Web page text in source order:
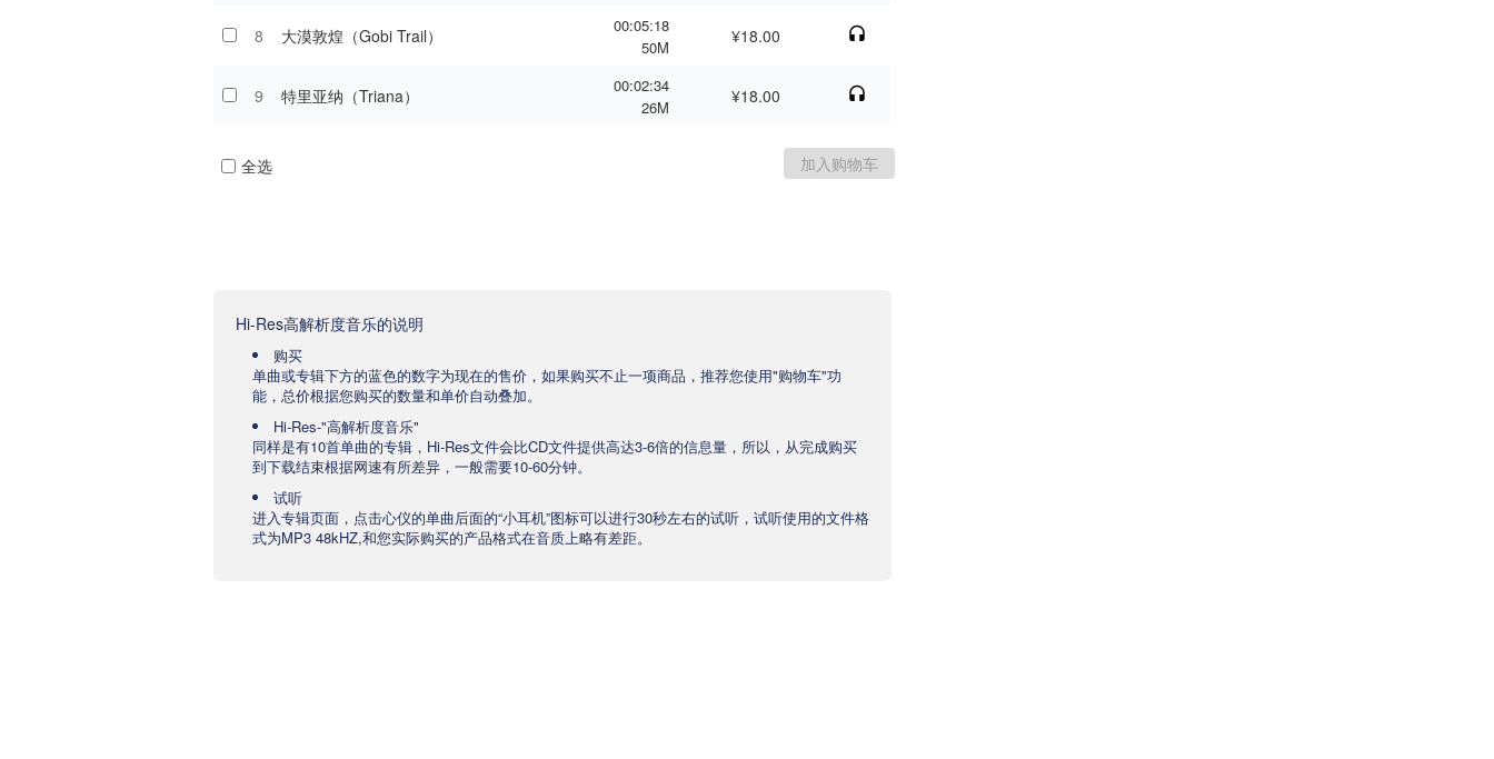
8 大漠敦煌（Gobi Trail）
00:05:18
50M
¥18.00
9 特里亚纳（Triana）
00:02:34
26M
¥18.00
全选
Hi-Res高解析度音乐的说明
购买
单曲或专辑下方的蓝色的数字为现在的售价，如果购买不止一项商品，推荐您使用"购物车"功
能，总价根据您购买的数量和单价自动叠加。
Hi-Res-"高解析度音乐"
同样是有10首单曲的专辑，Hi-Res文件会比CD文件提供高达3-6倍的信息量，所以，从完成购买
到下载结束根据网速有所差异，一般需要10-60分钟。
试听
进入专辑页面，点击心仪的单曲后面的“小耳机”图标可以进行30秒左右的试听，试听使用的文件格
式为MP3 48kHZ,和您实际购买的产品格式在音质上略有差距。